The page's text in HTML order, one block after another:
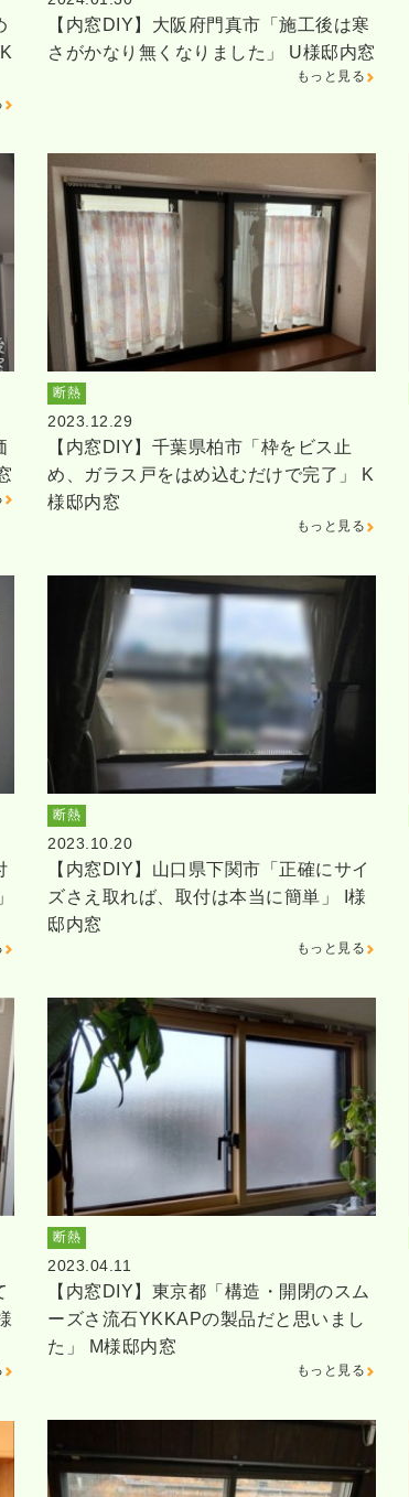
【内窓DIY】大阪府門真市「施工後は寒
さがかなり無くなりました」 U様邸内窓
もっと見る
断熱
2023.12.29
【内窓DIY】千葉県柏市「枠をビス止
め、ガラス戸をはめ込むだけで完了」 K
様邸内窓
もっと見る
断熱
2023.10.20
【内窓DIY】山口県下関市「正確にサイ
ズさえ取れば、取付は本当に簡単」 I様
邸内窓
もっと見る
断熱
2023.04.11
【内窓DIY】東京都「構造・開閉のスム
ーズさ流石YKKAPの製品だと思いまし
た」 M様邸内窓
もっと見る